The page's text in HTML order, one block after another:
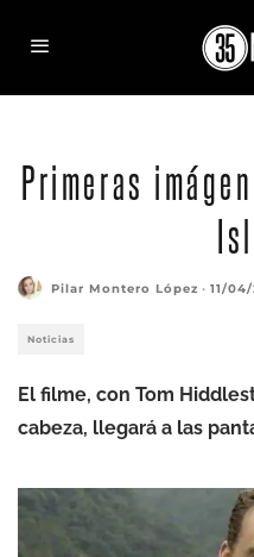
Primeras
Pilar Montero López · 11/04/
Noticias
El filme, con Tom
cabeza, llegará a las